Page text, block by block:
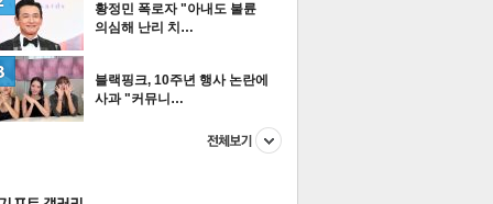
황정민 폭로자 "아내도 불륜
의심해 난리 치…
블랙핑크, 10주년 행사 논란에
사과 "커뮤니…